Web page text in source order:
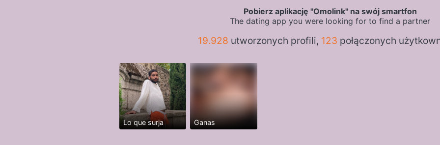
Pobierz aplikację "Omolink" na swój smartfon
The dating app you were looking for to find a partner
19.928 utworzonych profili, 123 połączonych
Lo que surja Ganas